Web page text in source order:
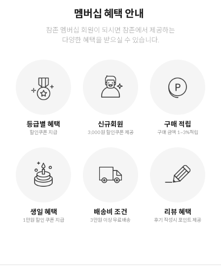
멤버십 혜택 안내
참존 멤버십 회원이 되시면 참존에서 제공하는
다양한 혜택을 받으실 수 있습니다.
등급별 혜택
할인쿠폰 지급
신규회원
3,000원 할인쿠폰 제공
구매 적립
구매 금액 1~3%적립
생일 혜택
1만원 할인 쿠폰 지급
배송비 조건
3만원 이상 무료배송
리뷰 혜택
후기 작성시 포인트 제공